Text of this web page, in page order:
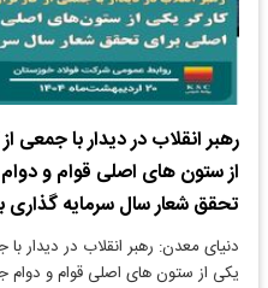
رهبر انقلاب در دیدار با جمعی
از ستون های اصلی قوام و
تحقق شعار سال سرمایه گذاری
دنیای معدن: رهبر انقلاب در دیدار
یکی از ستون های اصلی قوام و دوام